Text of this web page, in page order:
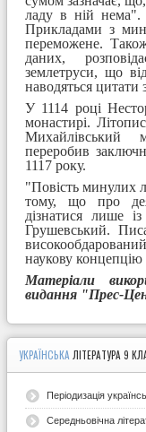
ладу в ній нема".
Прикладами з
переможене.
даних,
землетруси, що
наводяться цитати з
У 1114 році
монастирі.
Михайлівський
переробив
1117 року.
"Повість минулих
тому, що про
дізнатися лише
Грушевський.
наукову концепцію
Матеріали
видання "Прес-
УКРАЇНСЬКАЛІТЕРАТУРА 9
Періодизація
Середньовічна